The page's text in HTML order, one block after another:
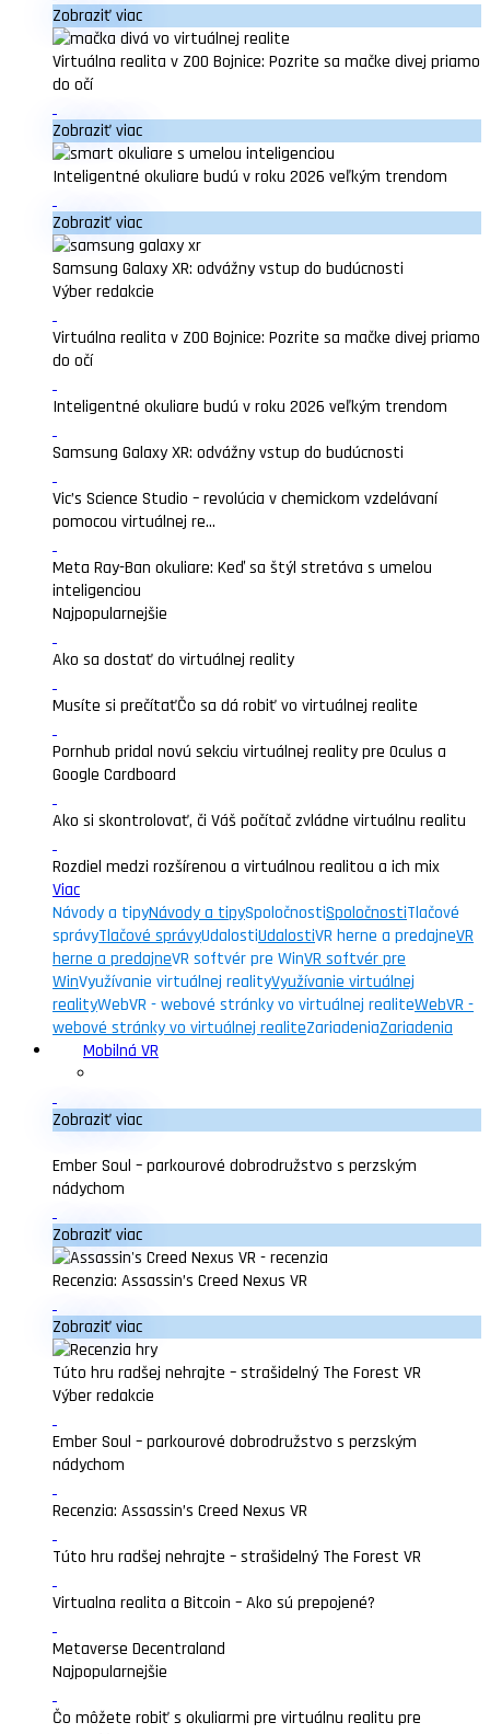
Zobraziť viac
Virtuálna realita v ZOO Bojnice: Pozrite sa mačke divej priamo
do očí
Zobraziť viac
Inteligentné okuliare budú v roku 2026 veľkým trendom
Zobraziť viac
Samsung Galaxy XR: odvážny vstup do budúcnosti
Výber redakcie
Virtuálna realita v ZOO Bojnice: Pozrite sa mačke divej priamo
do očí
Inteligentné okuliare budú v roku 2026 veľkým trendom
Samsung Galaxy XR: odvážny vstup do budúcnosti
Vic’s Science Studio – revolúcia v chemickom vzdelávaní
pomocou virtuálnej re...
Meta Ray-Ban okuliare: Keď sa štýl stretáva s umelou
inteligenciou
Najpopularnejšie
Ako sa dostať do virtuálnej reality
Musíte si prečítaťČo sa dá robiť vo virtuálnej realite
Pornhub pridal novú sekciu virtuálnej reality pre Oculus a
Google Cardboard
Ako si skontrolovať, či Váš počítač zvládne virtuálnu realitu
Rozdiel medzi rozšírenou a virtuálnou realitou a ich mix
Viac
Návody a tipyNávody a tipySpoločnostiSpoločnostiTlačové
správyTlačové správyUdalostiUdalostiVR herne a predajneVR
herne a predajneVR softvér pre WinVR softvér pre
WinVyužívanie virtuálnej realityVyužívanie virtuálnej
realityWebVR - webové stránky vo virtuálnej realiteWebVR -
webové stránky vo virtuálnej realiteZariadeniaZariadenia
Mobilná VR
Zobraziť viac
Ember Soul – parkourové dobrodružstvo s perzským
nádychom
Zobraziť viac
Recenzia: Assassin’s Creed Nexus VR
Zobraziť viac
Túto hru radšej nehrajte – strašidelný The Forest VR
Výber redakcie
Ember Soul – parkourové dobrodružstvo s perzským
nádychom
Recenzia: Assassin’s Creed Nexus VR
Túto hru radšej nehrajte – strašidelný The Forest VR
Virtualna realita a Bitcoin – Ako sú prepojené?
Metaverse Decentraland
Najpopularnejšie
Čo môžete robiť s okuliarmi pre virtuálnu realitu pre